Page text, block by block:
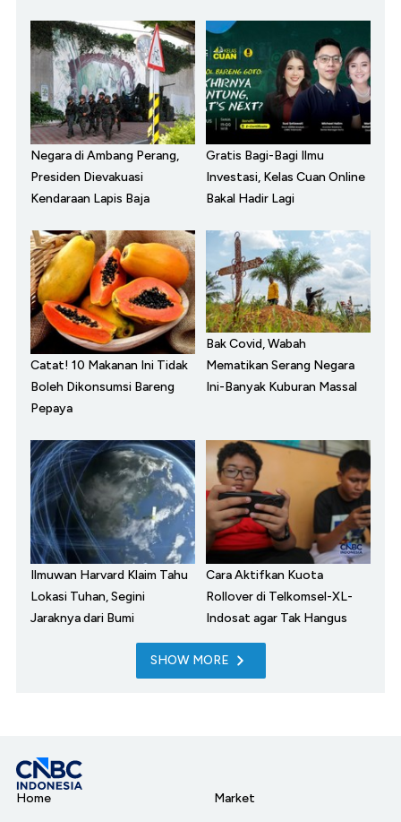
Negara di Ambang Perang,
Presiden Dievakuasi
Kendaraan Lapis Baja
Gratis Bagi-Bagi Ilmu
Investasi, Kelas Cuan Online
Bakal Hadir Lagi
Catat! 10 Makanan Ini Tidak
Boleh Dikonsumsi Bareng
Pepaya
Bak Covid, Wabah
Mematikan Serang Negara
Ini-Banyak Kuburan Massal
Ilmuwan Harvard Klaim Tahu
Lokasi Tuhan, Segini
Jaraknya dari Bumi
Cara Aktifkan Kuota
Rollover di Telkomsel-XL-
Indosat agar Tak Hangus
SHOW MORE
Home
Market